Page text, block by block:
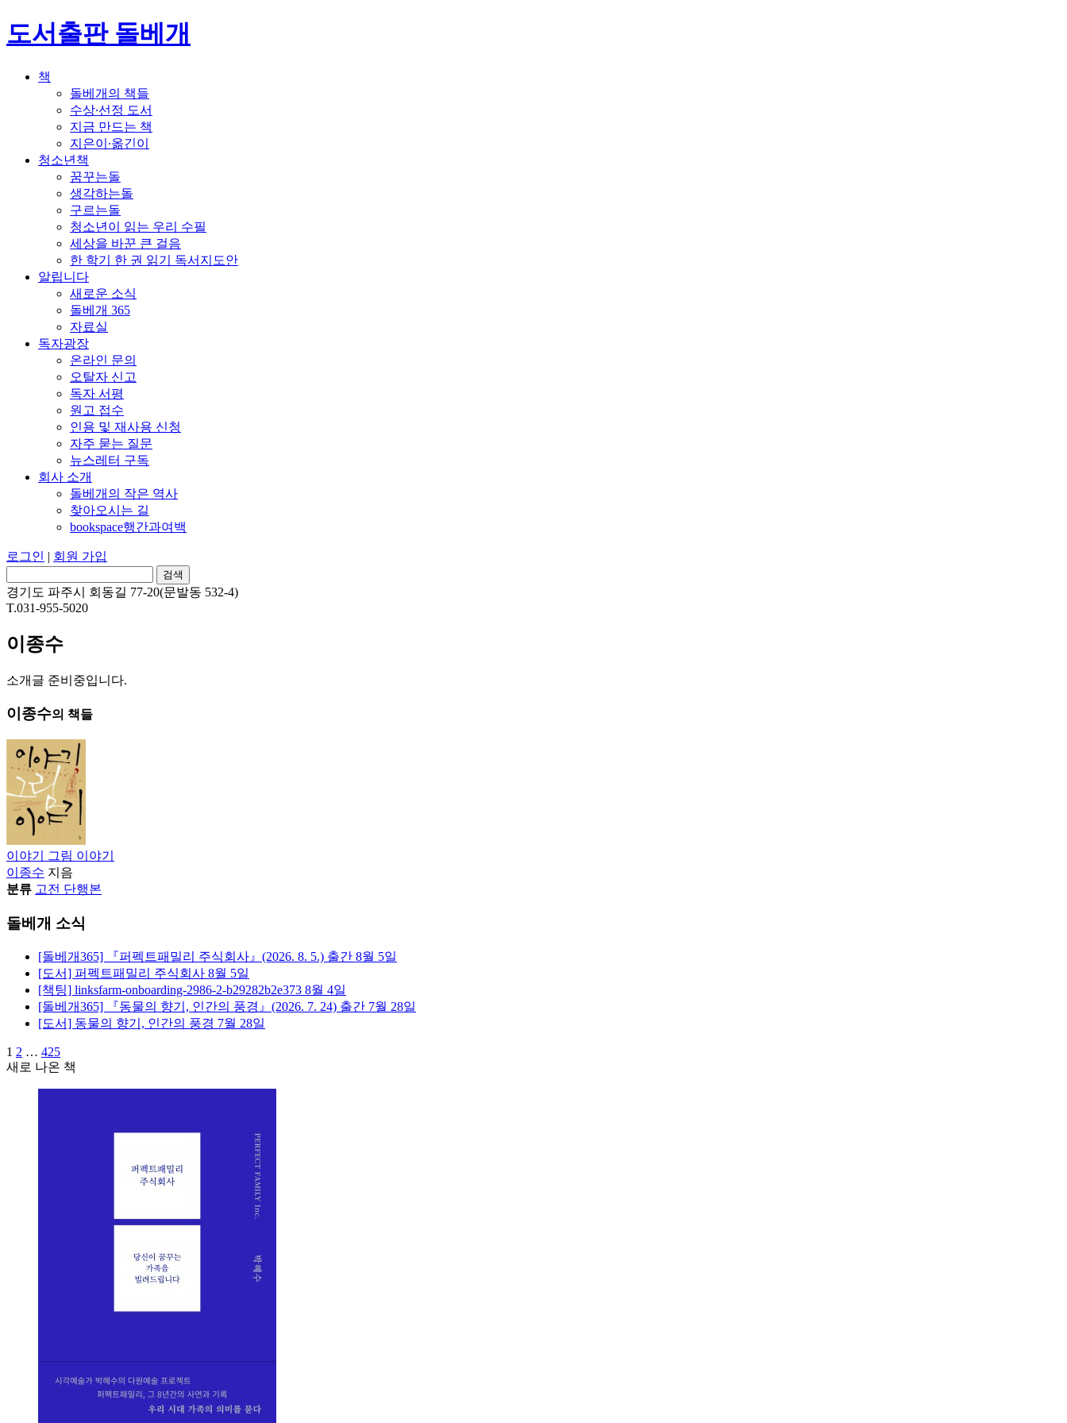
도서출판 돌베개
책
돌베개의 책들
수상∙선정 도서
지금 만드는 책
지은이∙옮긴이
청소년책
꿈꾸는돌
생각하는돌
구르는돌
청소년이 읽는 우리 수필
세상을 바꾼 큰 걸음
한 학기 한 권 읽기 독서지도안
알립니다
새로운 소식
돌베개 365
자료실
독자광장
온라인 문의
오탈자 신고
독자 서평
원고 접수
인용 및 재사용 신청
자주 묻는 질문
뉴스레터 구독
회사 소개
돌베개의 작은 역사
찾아오시는 길
bookspace행간과여백
로그인 | 회원 가입
경기도 파주시 회동길 77-20(문발동 532-4)
T.031-955-5020
이종수
소개글 준비중입니다.
이종수의 책들
이야기 그림 이야기
이종수 지음
분류 고전 단행본
돌베개 소식
[돌베개365] 『퍼펙트패밀리 주식회사』(2026. 8. 5.) 출간 8월 5일
[도서] 퍼펙트패밀리 주식회사 8월 5일
[책팅] linksfarm-onboarding-2986-2-b29282b2e373 8월 4일
[돌베개365] 『동물의 향기, 인간의 풍경』(2026. 7. 24) 출간 7월 28일
[도서] 동물의 향기, 인간의 풍경 7월 28일
1 2 … 425
새로 나온 책